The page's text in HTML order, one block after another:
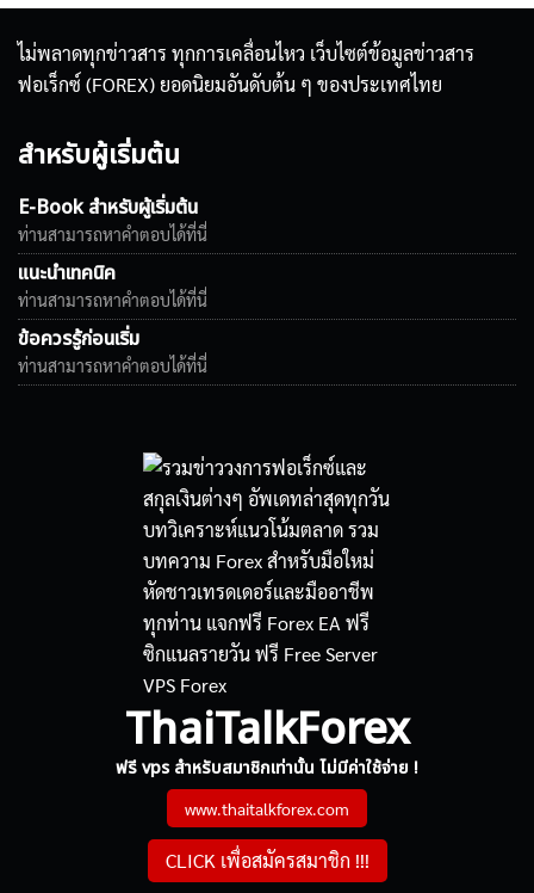
ไม่พลาดทุกข่าวสาร ทุกการเคลื่อนไหว เว็บไซต์ข้อมูลข่าวสาร
ฟอเร็กซ์ (FOREX) ยอดนิยมอันดับต้น ๆ ของประเทศไทย
สำหรับผู้เริ่มต้น
E-Book สำหรับผู้เริ่มต้น
ท่านสามารถหาคำตอบได้ที่นี่
แนะนำเทคนิค
ท่านสามารถหาคำตอบได้ที่นี่
ข้อควรรู้ก่อนเริ่ม
ท่านสามารถหาคำตอบได้ที่นี่
ThaiTalkForex
ฟรี vps สำหรับสมาชิกเท่านั้น ไม่มีค่าใช้จ่าย !
www.thaitalkforex.com
CLICK เพื่อสมัครสมาชิก !!!